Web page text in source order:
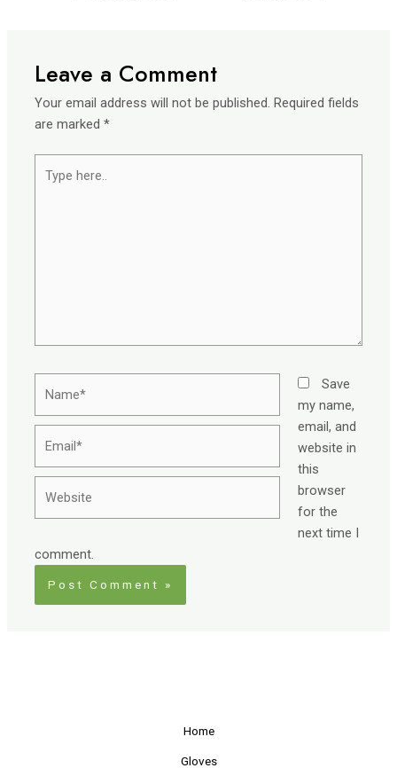
Leave a Comment
Your email address will not be published. Required fields
are marked*
here..
Save
my name,
email, and
website in
this
browser
for the
next time I
comment.
Home
Gloves